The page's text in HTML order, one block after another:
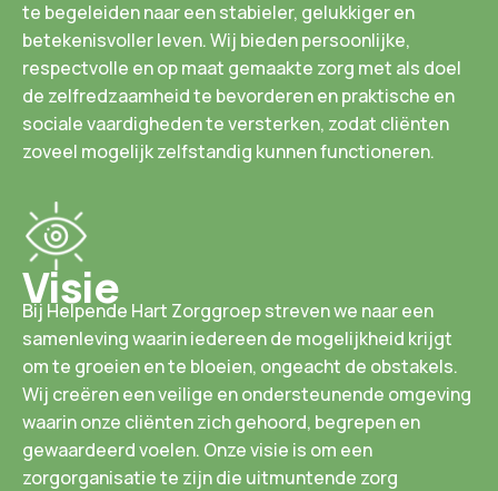
te begeleiden naar een stabieler, gelukkiger en
betekenisvoller leven. Wij bieden persoonlijke,
respectvolle en op maat gemaakte zorg met als doel
de zelfredzaamheid te bevorderen en praktische en
sociale vaardigheden te versterken, zodat cliënten
zoveel mogelijk zelfstandig kunnen functioneren.
Visie
Bij Helpende Hart Zorggroep streven we naar een
samenleving waarin iedereen de mogelijkheid krijgt
om te groeien en te bloeien, ongeacht de obstakels.
Wij creëren een veilige en ondersteunende omgeving
waarin onze cliënten zich gehoord, begrepen en
gewaardeerd voelen. Onze visie is om een
zorgorganisatie te zijn die uitmuntende zorg